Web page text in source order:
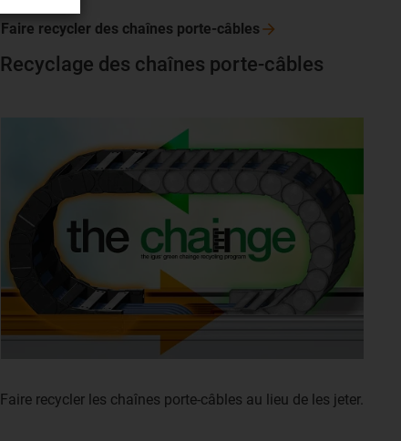
Recyclage des chaînes porte-câbles
Faire recycler les chaînes porte-câbles au lieu de les jeter.
Faire recycler des chaînes porte-câbles